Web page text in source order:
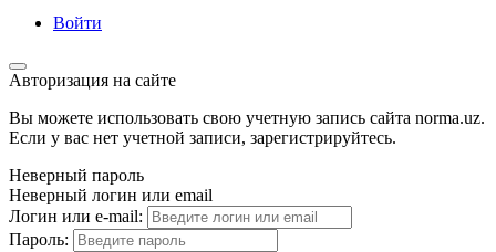
Войти
Авторизация на сайте
Вы можете использовать свою учетную запись сайта norma.uz.
Если у вас нет учетной записи, зарегистрируйтесь.
Неверный пароль
Неверный логин или email
Логин или e-mail:
Пароль: